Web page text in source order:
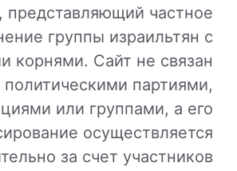
представляющий частное
группы израильтян с
корнями. Сайт не связан
политическими партиями,
или группами, а его
осуществляется
за счет участников.